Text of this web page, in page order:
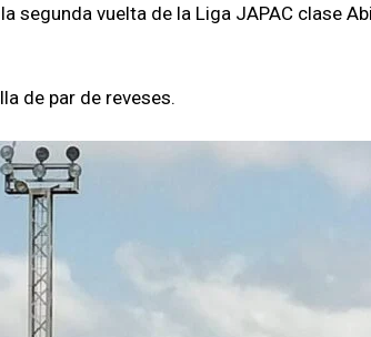
segunda vuelta de la Liga JAPAC clase
de par de reveses.